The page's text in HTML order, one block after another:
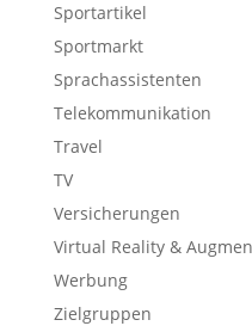
Sportartikel
Sportmarkt
Sprachassistenten
Telekommunikation
Travel
TV
Versicherungen
Virtual Reality &
Werbung
Zielgruppen